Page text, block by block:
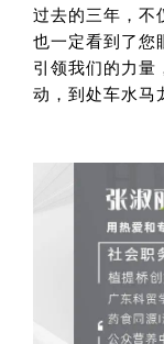
过去的三年，不
也一定看到了您
引领我们的力量
动，到处车水马